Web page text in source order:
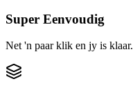
Super Eenvoudig
Net 'n paar klik en jy is klaar.